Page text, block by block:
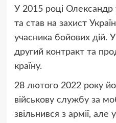
У 2015 році Олександр
та став на захист
учасника бойових дій.
другий контракт та
країну.
28 лютого 2022 року
військову службу за
звільнився з армії,